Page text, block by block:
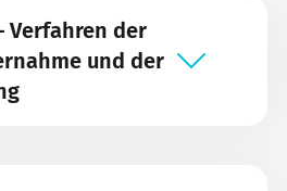
Verfahren der
und der